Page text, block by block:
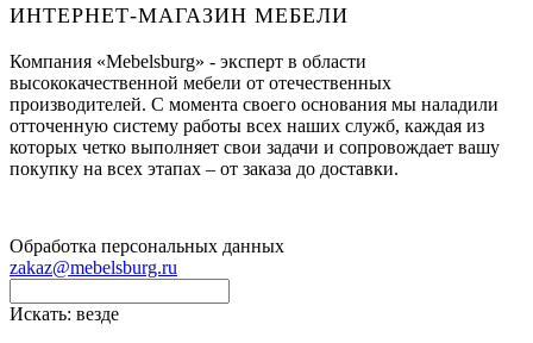
ИНТЕРНЕТ-МАГАЗИН МЕБЕЛИ
Компания «Mebelsburg» - эксперт в области
высококачественной мебели от отечественных
производителей. С момента своего основания мы наладили
отточенную систему работы всех наших служб, каждая из
которых четко выполняет свои задачи и сопровождает вашу
покупку на всех этапах – от заказа до доставки.
Обработка персональных данных
zakaz@mebelsburg.ru
Искать: везде